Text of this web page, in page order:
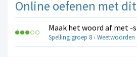
Online oefenen met
Maak het woord af met -
Spelling groep 8 › Weetwoorden